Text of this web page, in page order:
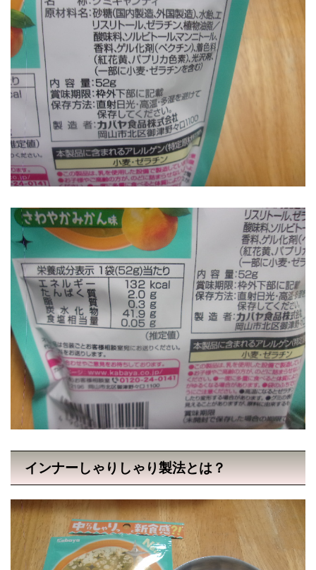
インナーしゃりしゃり製法とは？